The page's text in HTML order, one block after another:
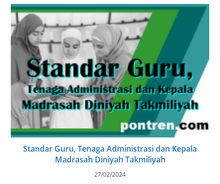
Standar Guru, Tenaga Administrasi dan Kepala
Madrasah Diniyah Takmiliyah
27/02/2024